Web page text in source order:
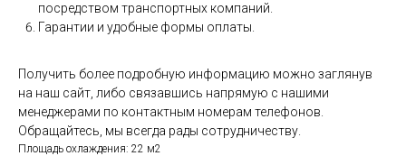
посредством транспортных компаний.
Гарантии и удобные формы оплаты.
Получить более подробную информацию можно заглянув
на наш сайт, либо связавшись напрямую с нашими
менеджерами по контактным номерам телефонов.
Обращайтесь, мы всегда рады сотрудничеству.
Площадь охлаждения: 22 м2